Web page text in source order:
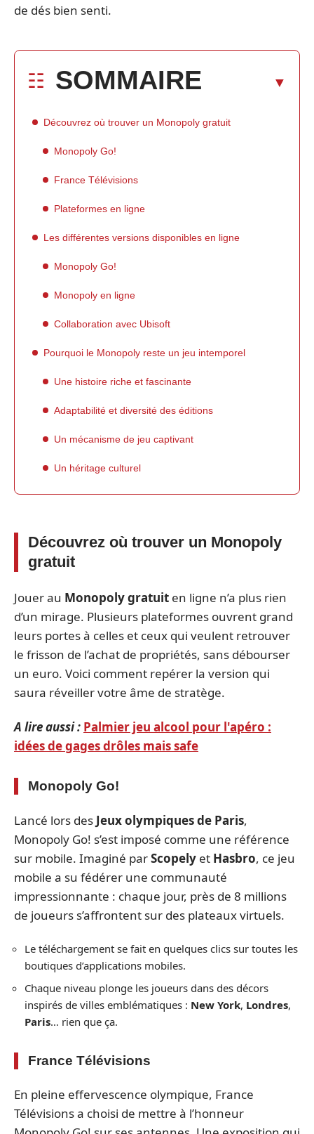
de dés bien senti.
SOMMAIRE
Découvrez où trouver un Monopoly gratuit
Monopoly Go!
France Télévisions
Plateformes en ligne
Les différentes versions disponibles en ligne
Monopoly Go!
Monopoly en ligne
Collaboration avec Ubisoft
Pourquoi le Monopoly reste un jeu intemporel
Une histoire riche et fascinante
Adaptabilité et diversité des éditions
Un mécanisme de jeu captivant
Un héritage culturel
Découvrez où trouver un Monopoly
gratuit
Jouer au Monopoly gratuit en ligne n’a plus rien
d’un mirage. Plusieurs plateformes ouvrent grand
leurs portes à celles et ceux qui veulent retrouver
le frisson de l’achat de propriétés, sans débourser
un euro. Voici comment repérer la version qui
saura réveiller votre âme de stratège.
A lire aussi : Palmier jeu alcool pour l'apéro :
idées de gages drôles mais safe
Monopoly Go!
Lancé lors des Jeux olympiques de Paris,
Monopoly Go! s’est imposé comme une référence
sur mobile. Imaginé parScopely et Hasbro, ce jeu
mobile a su fédérer une communauté
impressionnante : chaque jour, près de 8 millions
de joueurs s’affrontent sur des plateaux virtuels.
Le téléchargement se fait en quelques clics sur toutes les
boutiques d’applications mobiles.
Chaque niveau plonge les joueurs dans des décors
inspirés de villes emblématiques : New York, Londres,
Paris… rien que ça.
France Télévisions
En pleine effervescence olympique, France
Télévisions a choisi de mettre à l’honneur